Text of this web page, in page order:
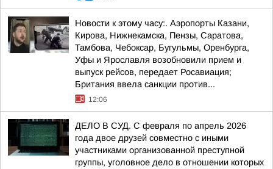
Новости к этому часу:. Аэропорты Казани,
Кирова, Нижнекамска, Пензы, Саратова,
Тамбова, Чебоксар, Бугульмы, Оренбурга,
Уфы и Ярославля возобновили прием и
выпуск рейсов, передает Росавиация;
Британия ввела санкции против...
12:06
ДЕЛО В СУД. C февраля по апрель 2026
года двое друзей совместно с иными
участниками организованной преступной
группы, уголовное дело в отношении которых